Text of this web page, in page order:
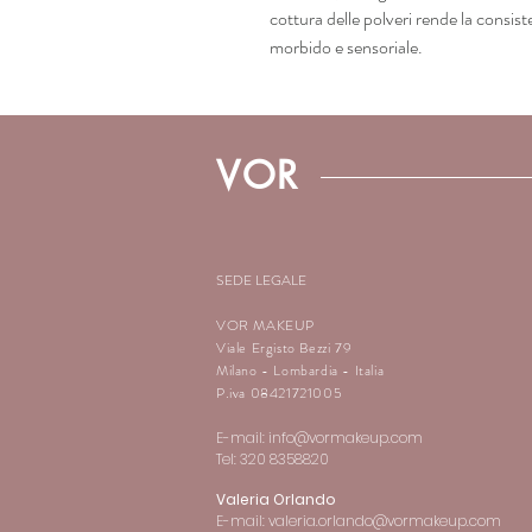
cottura delle polveri rende la
morbido e sensoriale.
VOR
SEDE LEGALE
VOR MAKEUP
Viale Ergisto Bezzi 79
Milano - Lombardia - Italia
P.iva 08421721005
E-mail: info@vormakeup.com
Tel: 320 8358820
Valeria Orlando
E-mail:valeria.orlando@vormakeup.com